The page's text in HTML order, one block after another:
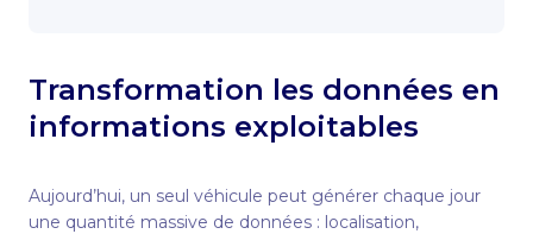
Transformation les données en
informations exploitables
Aujourd’hui, un seul véhicule peut générer chaque jour
une quantité massive de données : localisation,